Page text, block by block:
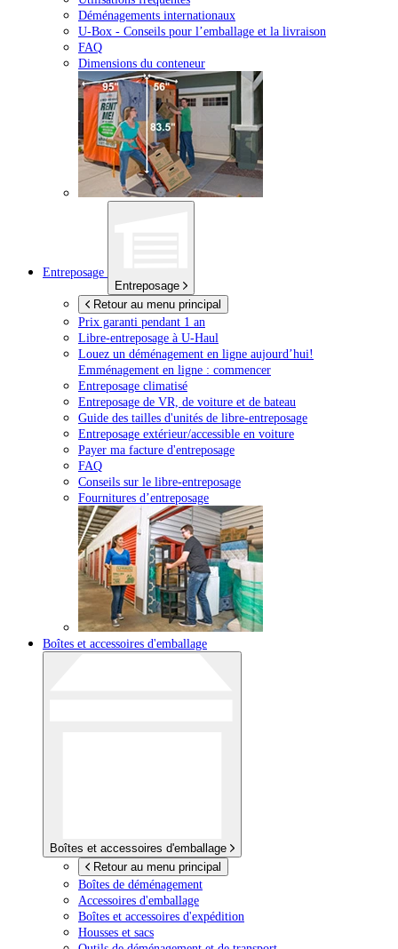
Déménagements internationaux
U-Box - Conseils pour l’emballage et la livraison
FAQ
Dimensions du conteneur
Entreposage
Entreposage
Retour au menu principal
Prix garanti pendant 1 an
Libre-entreposage à U-Haul
Louez un déménagement en ligne aujourd’hui!
Emménagement en ligne : commencer
Entreposage climatisé
Entreposage de VR, de voiture et de bateau
Guide des tailles d'unités de libre-entreposage
Entreposage extérieur/accessible en voiture
Payer ma facture d'entreposage
FAQ
Conseils sur le libre-entreposage
Fournitures d’entreposage
Boîtes et accessoires d'emballage
Boîtes et accessoires d'emballage
Retour au menu principal
Boîtes de déménagement
Accessoires d'emballage
Boîtes et accessoires d'expédition
Housses et sacs